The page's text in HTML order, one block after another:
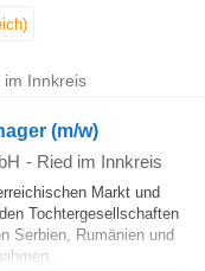
im Innkreis
(m/w)
- Ried im Innkreis
Markt und
Tochtergesellschaften
Serbien, Rumänien und